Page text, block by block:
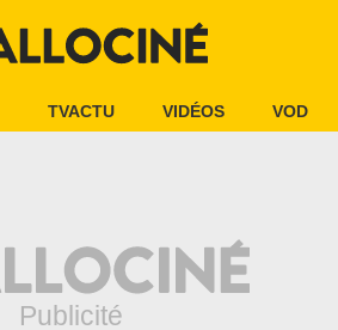
TVACTU VIDÉOS VOD